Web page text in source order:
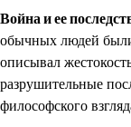
Война и ее
обычных людей
описывал
разрушительные
философского